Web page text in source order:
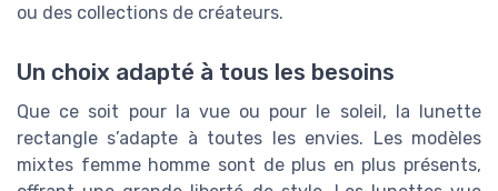
ou des collections de créateurs.
Un choix adapté à tous les besoins
Que ce soit pour la vue ou pour le soleil, la lunette
rectangle s’adapte à toutes les envies. Les modèles
mixtes femme homme sont de plus en plus présents,